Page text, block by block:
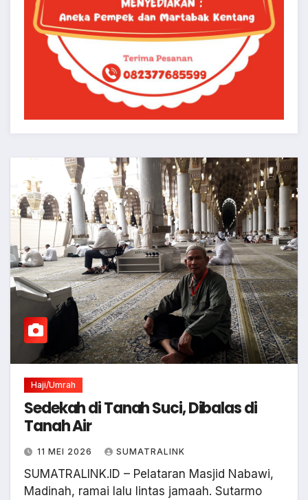
Haji/Umrah
Sedekah di Tanah Suci, Dibalas di
Tanah Air
11 MEI 2026 SUMATRALINK
SUMATRALINK.ID – Pelataran Masjid Nabawi,
Madinah, ramai lalu lintas jamaah. Sutarmo